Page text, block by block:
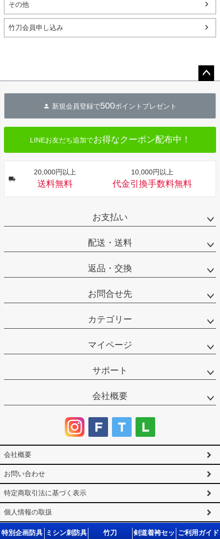
その他
竹刀会員申し込み
へ
新規会員登録で500ポイントプレゼント
LINEお友だち追加でお得なクーポン配布中！
20,000円以上
送料無料
10,000円以上
代金引換手数料無料
お支払い
配送・送料
返品・交換
お問合せ先
カテゴリー
マイページ
サポート
会社概要
会社概要
お問い合わせ
特定商取引法に基づく表示
個人情報の取扱
サイトマップ
特別企画防具 ミシン刺防具 竹刀 剣道着袴セッ ご利用ガイド